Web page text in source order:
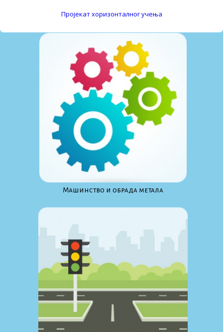
Пројекат хоризонталног учења
Maшинство и обрада метала